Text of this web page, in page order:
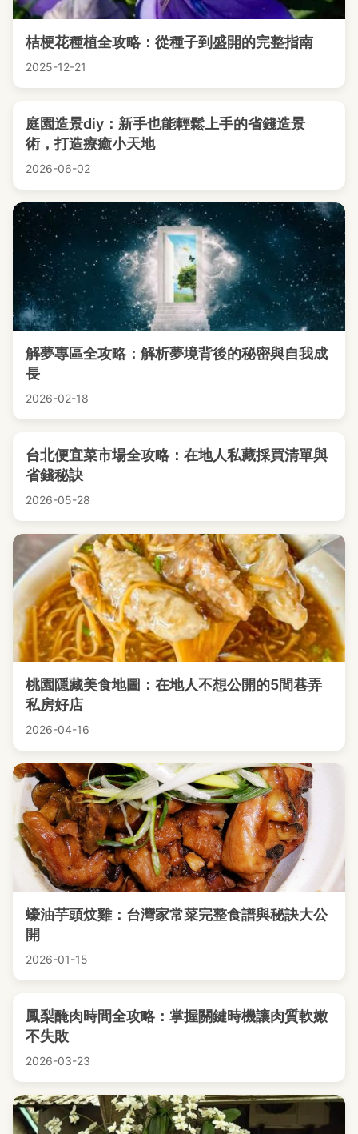
桔梗花種植全攻略：從種子到盛開的完整指南
2025-12-21
庭園造景diy：新手也能輕鬆上手的省錢造景
術，打造療癒小天地
2026-06-02
解夢專區全攻略：解析夢境背後的秘密與自我成
長
2026-02-18
台北便宜菜市場全攻略：在地人私藏採買清單與
省錢秘訣
2026-05-28
桃園隱藏美食地圖：在地人不想公開的5間巷弄
私房好店
2026-04-16
蠔油芋頭炆雞：台灣家常菜完整食譜與秘訣大公
開
2026-01-15
鳳梨醃肉時間全攻略：掌握關鍵時機讓肉質軟嫩
不失敗
2026-03-23